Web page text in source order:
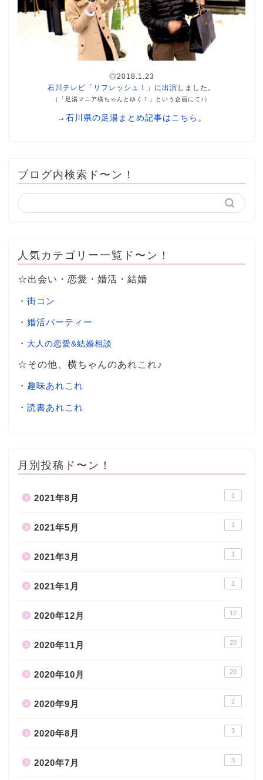
◎2018.1.23
石川テレビ「リフレッシュ！」に出演 しました。
（「足湯マニア横ちゃんとゆく！」という企画にて♪）
→ 石川県の足湯まとめ記事はこちら 。
ブログ内検索ド〜ン！
人気カテゴリー一覧ド〜ン！
☆出会い・恋愛・婚活・結婚
・ 街コン
・ 婚活パーティー
・ 大人の恋愛&結婚相談
☆その他、横ちゃんのあれこれ♪
・ 趣味あれこれ
・ 読書あれこれ
月別投稿ド〜ン！
2021年8月 1
2021年5月 1
2021年3月 1
2021年1月 1
2020年12月 12
2020年11月 20
2020年10月 20
2020年9月 2
2020年8月 3
2020年7月 3